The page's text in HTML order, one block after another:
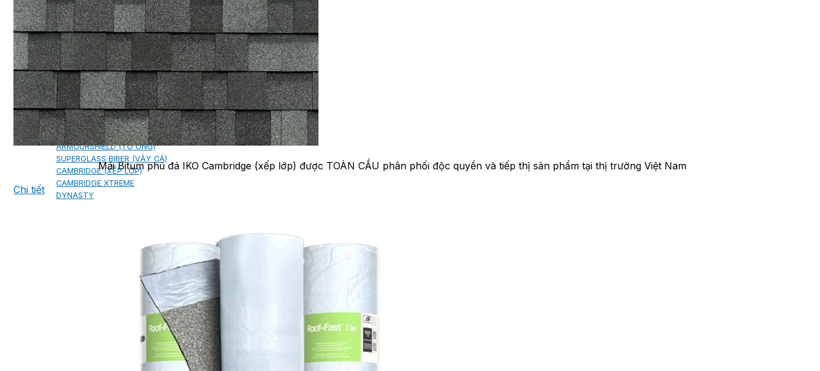
RON CHỐNG CHÁY
KEO ACRYLIC SEALANT
Sản phẩm Kiến trúc
NGÓI BITUM PHỦ ĐÁ IKO
MARATHON (VIÊN GẠCH)
ARMOURSHIELD (TỔ ONG)
SUPERGLASS BIBER (VẢY CÁ)
CAMBRIDGE (XẾP LỚP)
CAMBRIDGE XTREME
DYNASTY
NGÓI THÉP PHỦ ĐÁ DECRA AHI
Mái Bitum phủ đá IKO Cambridge (xếp lớp) được TOÀN CẦU phân phối độc quyền và tiếp thị sản phẩm tại thị trường Việt Nam
Chi tiết